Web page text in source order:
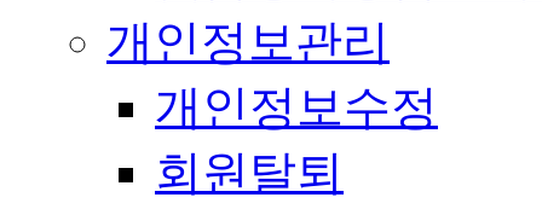
개인정보관리
개인정보수정
회원탈퇴